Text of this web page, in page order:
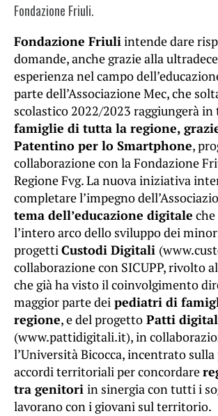
Fondazione Friuli.
Fondazione Friuliintende dare
domande, anche grazie alla
esperienza nel campo
parte dell’Associazione Mec, che
scolastico 2022/2023 raggiungerà
famiglie di tutta la regione,
Patentino per lo Smartphone,
collaborazione con la Fondazione
Regione Fvg. La nuova iniziativa
completare l’impegno
tema dell’educazione digitale
l’intero arco dello sviluppo dei
progettiCustodi Digitali
collaborazione con SICUPP, rivolto
che già ha visto il coinvolgimento
maggior parte dei pediatri di
regione, e del progetto Patti
(www.pattidigitali.it), in
l’Università Bicocca, incentrato
accordi territoriali per concordare
tra genitori in sinergia con tutti i
lavorano con i giovani sul territorio.